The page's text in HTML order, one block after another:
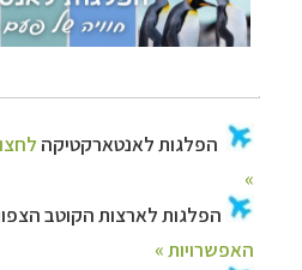
האפשרויות »
קרוזים והפלגות נופש